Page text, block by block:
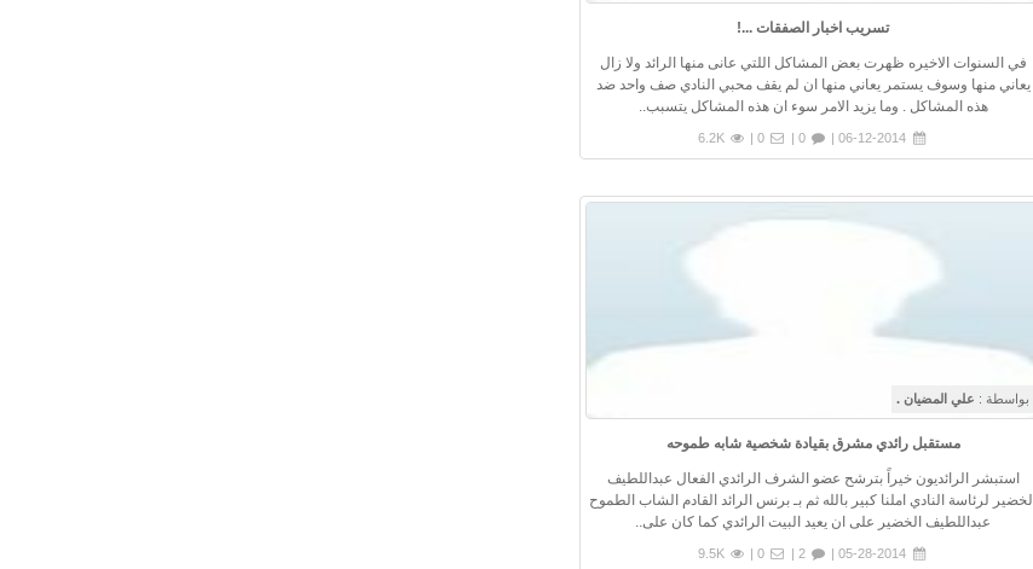
تسريب اخبار الصفقات ...!
في السنوات الاخيره ظهرت بعض المشاكل اللتي عانى منها الرائد ولا زال
يعاني منها وسوف يستمر يعاني منها ان لم يقف محبي النادي صف واحد ضد
هذه المشاكل . وما يزيد الامر سوء ان هذه المشاكل يتسبب..
06-12-2014 |
0 |
6.2K
بواسطة : علي المضيان .
مستقبل رائدي مشرق بقيادة شخصية شابه طموحه
استبشر الرائديون خيراً بترشح عضو الشرف الرائدي الفعال عبداللطيف
الخضير لرئاسة النادي املنا كبير بالله ثم بـ برنس الرائد القادم الشاب الطموح
عبداللطيف الخضير على ان يعيد البيت الرائدي كما كان على..
05-28-2014 |
2 |
9.5K